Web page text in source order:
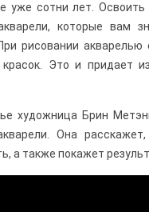
уже сотни лет.
которые вам
рисовании
красок. Это и придает
художница Брин
Она
а также покажет